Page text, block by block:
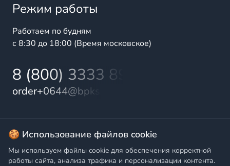
Режим работы
Работаем по будням
с 8:30 до 18:00 (Время московское)
8 (800) 3333 899
order+0644@bpks.ru
© 2025 БалтПромКомплект — комплексные поставки
высококачественной продукции промышленного и
бытового назначения
🍪 Использование файлов cookie
Мы используем файлы cookie для обеспечения корректной
работы сайта, анализа трафика и персонализации контента.